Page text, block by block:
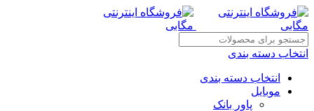
انتخاب دسته بندی
انتخاب دسته بندی
موبایل
پاور بانک